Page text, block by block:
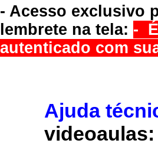
- Acesso exclusivo
lembrete na tela: -
autenticado com
Ajuda
videoaulas: